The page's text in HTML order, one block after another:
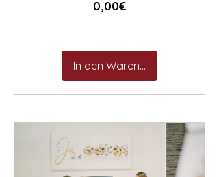
0,00€Preis
In den Warenkorb